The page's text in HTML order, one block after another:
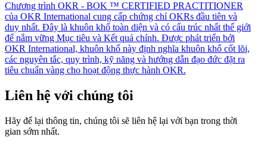
Chương trình OKR - BOK ™ CERTIFIED PRACTITIONER
của OKR International cung cấp chứng chỉ OKRs đầu tiên và
duy nhất. Đây là khuôn khổ toàn diện và có cấu trúc nhất thế giới
để nắm vững Mục tiêu và Kết quả chính. Được phát triển bởi
OKR International, khuôn khổ này định nghĩa khuôn khổ cốt lõi,
các nguyên tắc, quy trình, kỹ năng và hướng dẫn đạo đức đặt ra
tiêu chuẩn vàng cho hoạt động thực hành OKR.
Liên hệ với chúng tôi
Hãy để lại thông tin, chúng tôi sẽ liên hệ lại với bạn trong thời
gian sớm nhất.